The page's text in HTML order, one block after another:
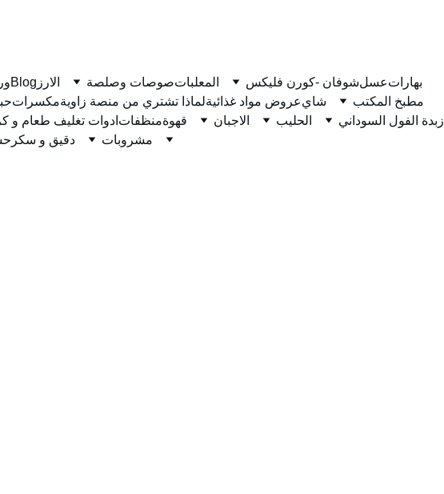
Blog الارز صوصات وصلصةالمعلبات شوفان -كورن فليكسعسلبهارات
مكسراتلماذا تشتري من منصة زاويةعروض مواد غذائيةشاي
مطبخ المكتب
ادوات تغليف طعام و منظفاتقهوة الاجبان الحليب
زبدة الفول السوداني
دقيق و سكر مشروبات